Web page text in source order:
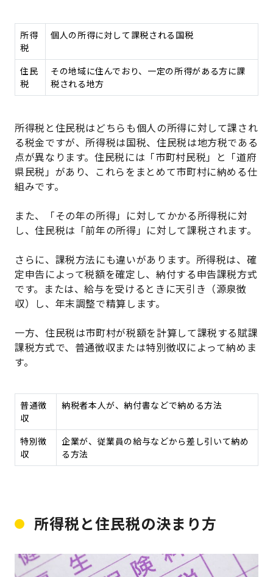
所得
税
個人の所得に対して課税される国税
住民
税
その地域に住んでおり、一定の所得がある方に課
税される地方
所得税と住民税はどちらも個人の所得に対して課され
る税金ですが、所得税は国税、住民税は地方税である
点が異なります。住民税には「市町村民税」と「道府
県民税」があり、これらをまとめて市町村に納める仕
組みです。
また、「その年の所得」に対してかかる所得税に対
し、住民税は「前年の所得」に対して課税されます。
さらに、課税方法にも違いがあります。所得税は、確
定申告によって税額を確定し、納付する申告課税方式
です。または、給与を受けるときに天引き（源泉徴
収）し、年末調整で精算します。
一方、住民税は市町村が税額を計算して課税する賦課
課税方式で、普通徴収または特別徴収によって納めま
す。
普通徴
収
納税者本人が、納付書などで納める方法
特別徴
収
企業が、従業員の給与などから差し引いて納め
る方法
所得税と住民税の決まり方